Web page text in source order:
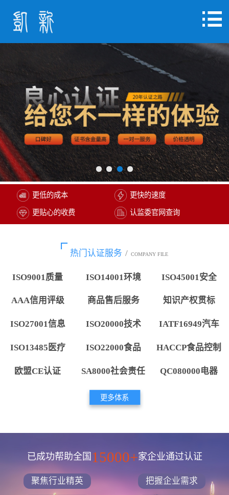
更低的成本 更快的速度
更贴心的收费 认监委官网查询
热门认证服务 / COMPANY FILE
ISO9001质量 ISO14001环境 ISO45001安全
AAA信用评级 商品售后服务 知识产权贯标
ISO27001信息 ISO20000技术 IATF16949汽车
ISO13485医疗 ISO22000食品 HACCP食品控制
欧盟CE认证 SA8000社会责任 QC080000电器
更多体系
已成功帮助全国 15000+家企业通过认证
聚焦行业精英 把握企业需求